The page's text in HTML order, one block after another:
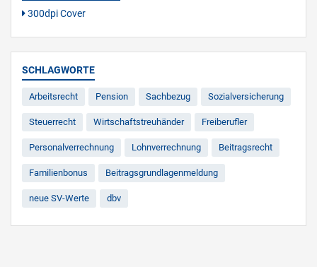
300dpi Cover
SCHLAGWORTE
Arbeitsrecht Pension Sachbezug Sozialversicherung
Steuerrecht Wirtschaftstreuhänder Freiberufler
Personalverrechnung Lohnverrechnung Beitragsrecht
Familienbonus Beitragsgrundlagenmeldung
neue SV-Werte dbv